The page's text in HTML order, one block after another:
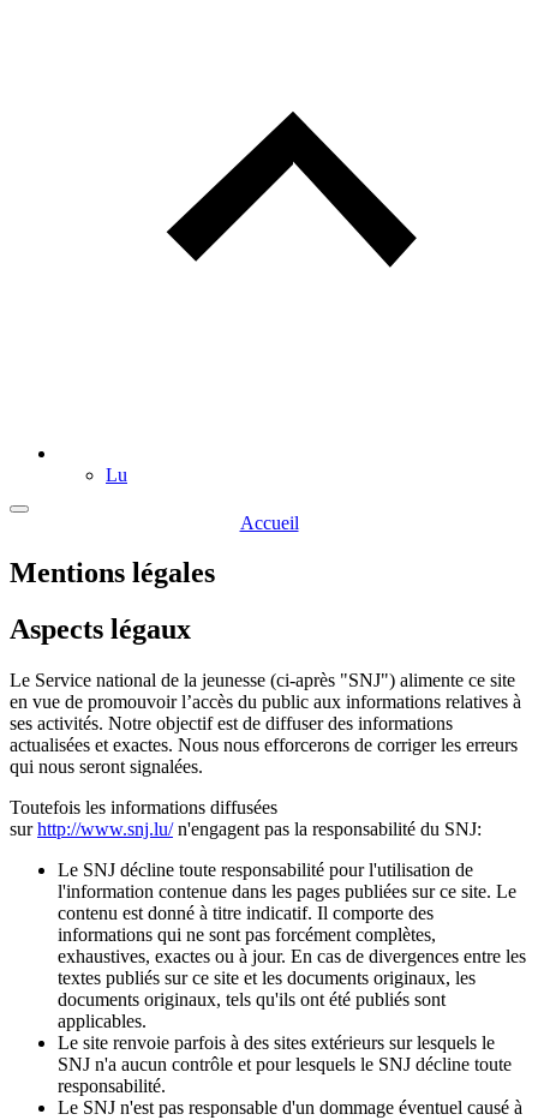
Lu
Accueil
Mentions légales
Aspects légaux
Le Service national de la jeunesse (ci-après "SNJ") alimente ce site
en vue de promouvoir l’accès du public aux informations relatives à
ses activités. Notre objectif est de diffuser des informations
actualisées et exactes. Nous nous efforcerons de corriger les erreurs
qui nous seront signalées.
Toutefois les informations diffusées
surhttp://www.snj.lu/n'engagent pas la responsabilité du SNJ:
Le SNJ décline toute responsabilité pour l'utilisation de
l'information contenue dans les pages publiées sur ce site. Le
contenu est donné à titre indicatif. Il comporte des
informations qui ne sont pas forcément complètes,
exhaustives, exactes ou à jour. En cas de divergences entre les
textes publiés sur ce site et les documents originaux, les
documents originaux, tels qu'ils ont été publiés sont
applicables.
Le site renvoie parfois à des sites extérieurs sur lesquels le
SNJ n'a aucun contrôle et pour lesquels le SNJ décline toute
responsabilité.
Le SNJ n'est pas responsable d'un dommage éventuel causé à